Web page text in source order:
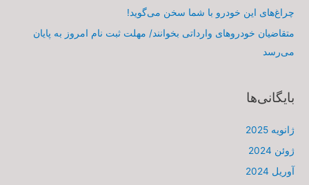
چراغ‌های این خودرو با شما سخن می‌گوید!
متقاضیان خودروهای وارداتی بخوانند/ مهلت ثبت نام امروز به پایان
می‌رسد
بایگانی‌ها
ژانویه 2025
ژوئن 2024
آوریل 2024